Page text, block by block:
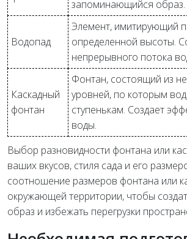
запоминающийся образ.
Водопад
Элемент, имитирующий
определенной высоты.
непрерывного потока
Каскадный
фонтан
Фонтан, состоящий из
уровней, по которым
ступенькам. Создает
воды.
Выбор разновидности фонтана или
ваших вкусов, стиля сада и его
соотношение размеров фонтана или
окружающей территории, чтобы
образ и избежать перегрузки